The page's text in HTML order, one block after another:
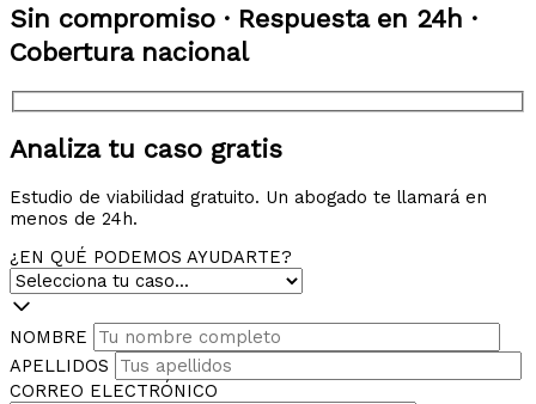
Sin compromiso · Respuesta en 24h ·
Cobertura nacional
Analiza tu caso gratis
Estudio de viabilidad gratuito. Un abogado te llamará en
menos de 24h.
¿EN QUÉ PODEMOS AYUDARTE?
NOMBRE
APELLIDOS
CORREO ELECTRÓNICO